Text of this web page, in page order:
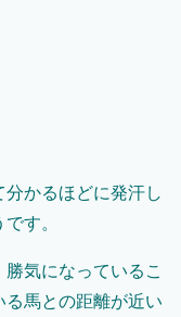
かるほどに発汗し
す。
気になっているこ
る馬との距離が近い